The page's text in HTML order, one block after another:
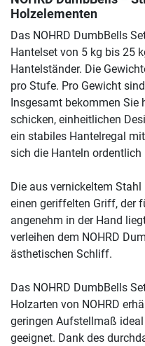
Holzelementen
Das NOHRD DumbBells
Hantelset von 5 kg bis 25
Hantelständer. Die
pro Stufe. Pro Gewicht
Insgesamt bekommen Sie
schicken, einheitlichen
ein stabiles Hantelregal
sich die Hanteln ordentlich
Die aus vernickeltem
einen geriffelten Griff, der
angenehm in der Hand
verleihen dem NOHRD
ästhetischen Schliff.
Das NOHRD DumbBells
Holzarten von NOHRD
geringen Aufstellmaß
geeignet. Dank des